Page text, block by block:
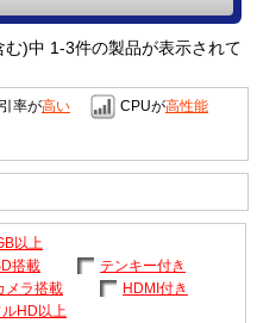
む)中 1-3件の製品が表示されて
率が高い CPUが高性能
以上
搭載
テンキー付き
メラ搭載
HDMI付き
ルHD以上